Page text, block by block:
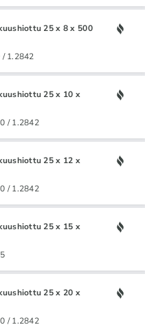
25 x 8 x 500
1.2842
25 x 10 x
/ 1.2842
25 x 12 x
/ 1.2842
25 x 15 x
25 x 20 x
/ 1.2842